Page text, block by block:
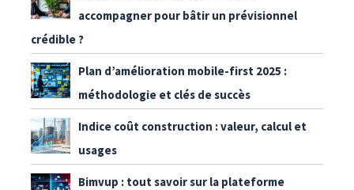
accompagner pour bâtir un prévisionnel
crédible ?
Plan d’amélioration mobile-first 2025 :
méthodologie et clés de succès
Indice coût construction : valeur, calcul et
usages
Bimvup : tout savoir sur la plateforme